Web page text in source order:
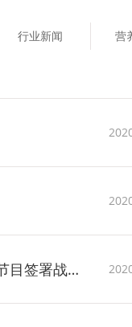
行业新闻 营
西倍健正式与北京卫视《辣妈辣么美》节目签署战略合作协议